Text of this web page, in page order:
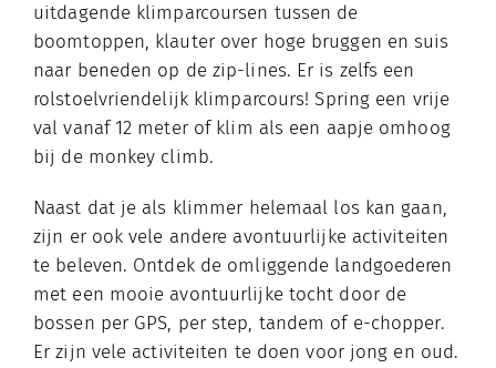
uitdagende klimparcoursen tussen de
boomtoppen, klauter over hoge bruggen en suis
naar beneden op de zip-lines. Er is zelfs een
rolstoelvriendelijk klimparcours! Spring een vrije
val vanaf 12 meter of klim als een aapje omhoog
bij de monkey climb.
Naast dat je als klimmer helemaal los kan gaan,
zijn er ook vele andere avontuurlijke activiteiten
te beleven. Ontdek de omliggende landgoederen
met een mooie avontuurlijke tocht door de
bossen per GPS, per step, tandem of e-chopper.
Er zijn vele activiteiten te doen voor jong en oud.